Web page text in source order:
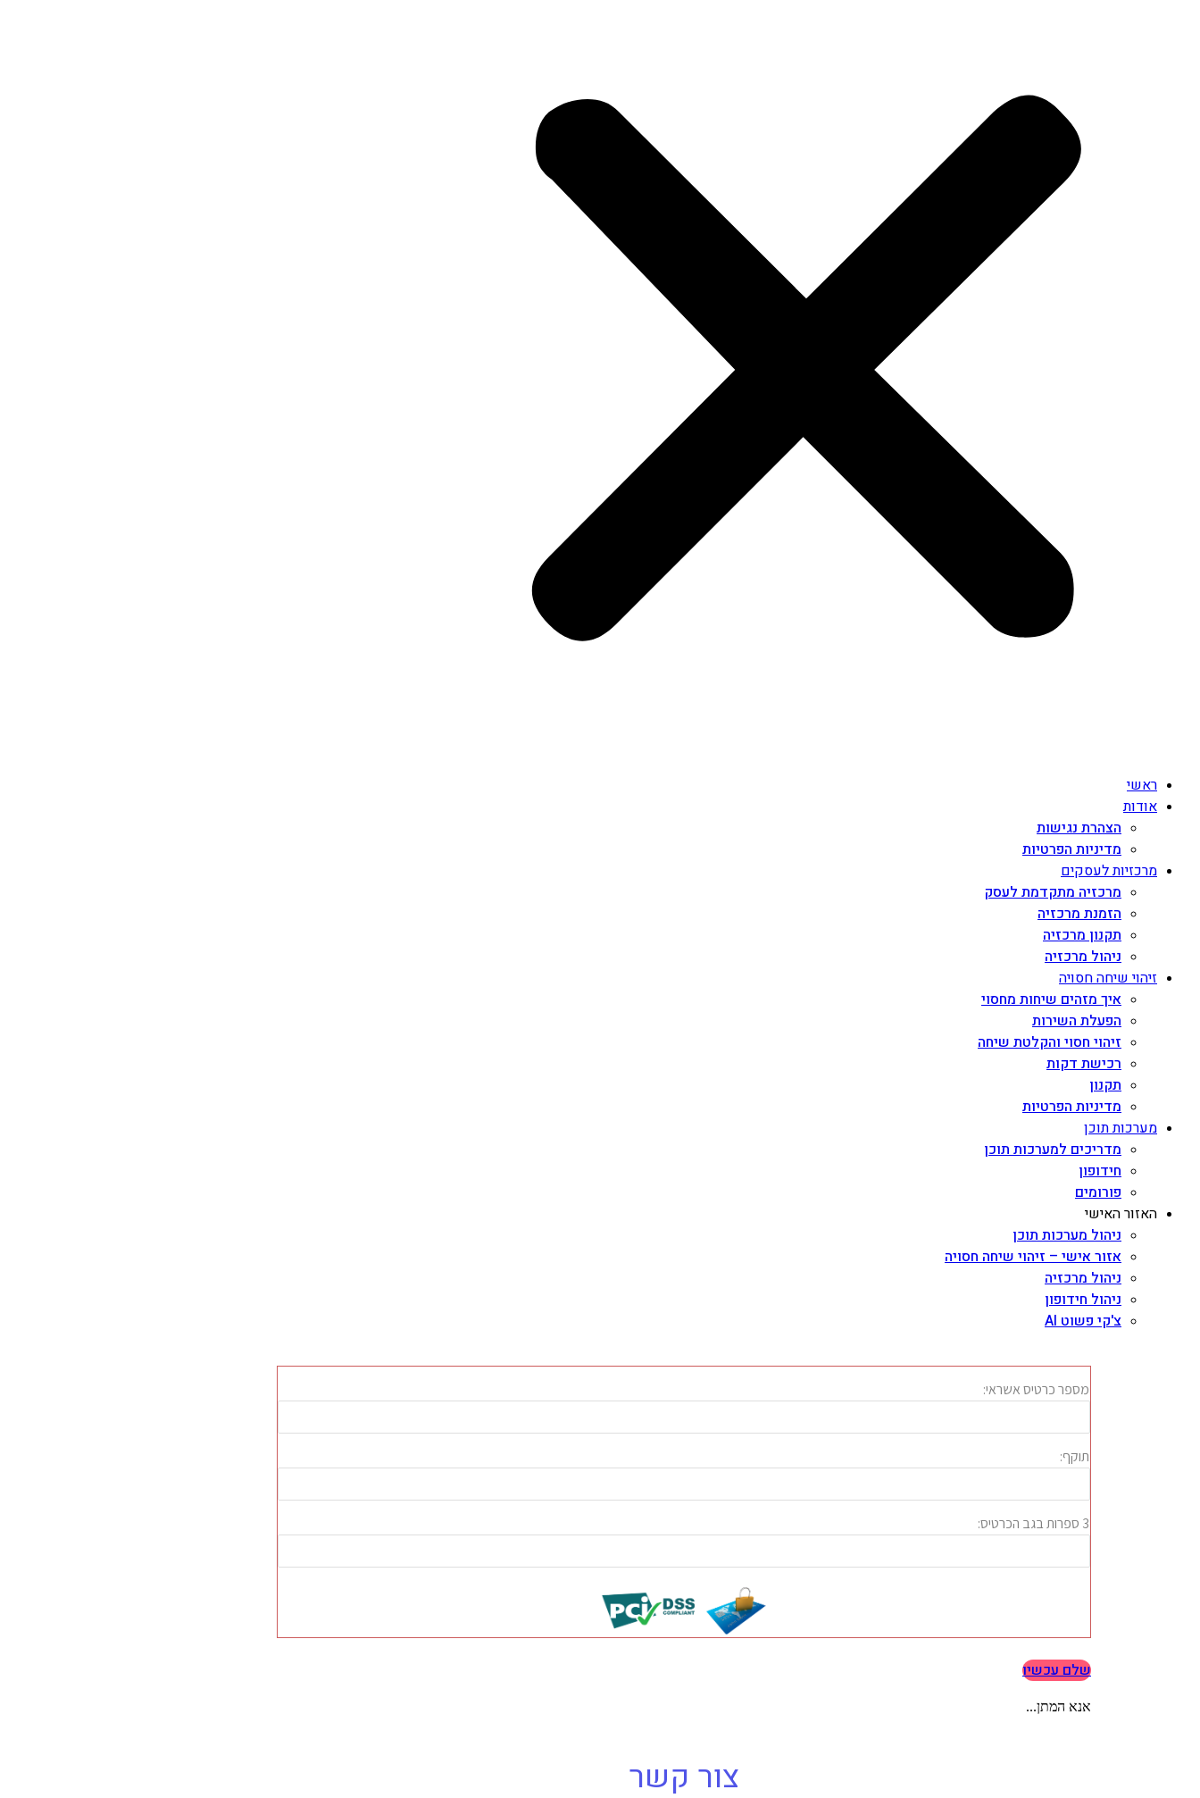
ראשי
אודות
הצהרת נגישות
מדיניות הפרטיות
מרכזיות לעסקים
מרכזיה מתקדמת לעסק
הזמנת מרכזיה
תקנון מרכזיה
ניהול מרכזיה
זיהוי שיחה חסויה
איך מזהים שיחות מחסוי
הפעלת השירות
זיהוי חסוי והקלטת שיחה
רכישת דקות
תקנון
מדיניות הפרטיות
מערכות תוכן
מדריכים למערכות תוכן
חידופון
פורומים
האזור האישי
ניהול מערכות תוכן
אזור אישי – זיהוי שיחה חסויה
ניהול מרכזיה
ניהול חידופון
צ'קי פשוט AI
שלם עכשיו
אנא המתן...
צור קשר